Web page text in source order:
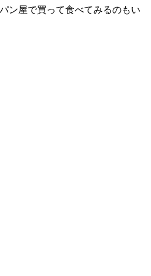
ン屋で買って食べてみるのもい